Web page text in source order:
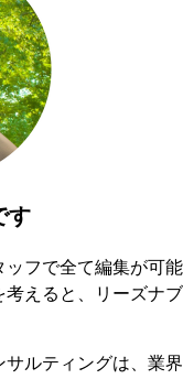
す
フで全て編集が可能
えると、リーズナブ
ルティングは、業界